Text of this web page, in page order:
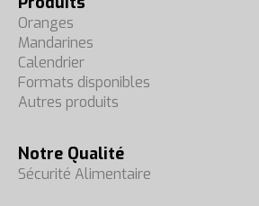
Oranges
Mandarines
Calendrier
Formats disponibles
Autres produits
Notre Qualité
Sécurité Alimentaire